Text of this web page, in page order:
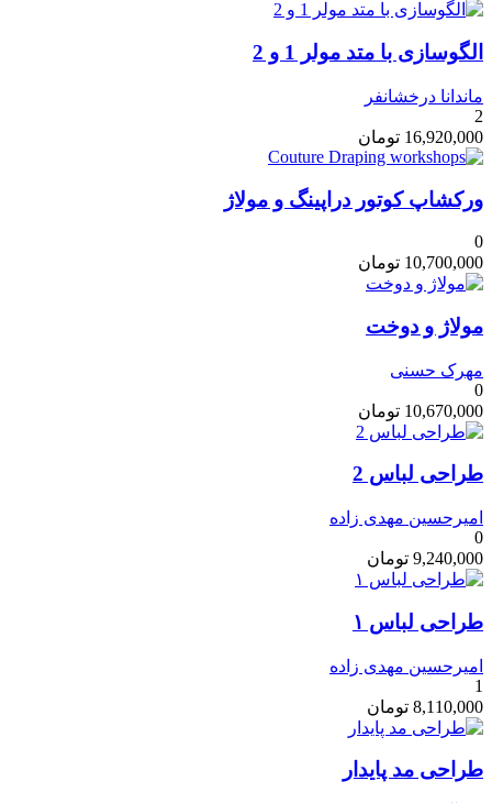
الگوسازی با متد مولر 1 و 2
ماندانا درخشانفر
2
16,920,000 تومان
ورکشاپ کوتور دراپینگ و مولاژ
0
10,700,000 تومان
مولاژ و دوخت
مهرک حسنی
0
10,670,000 تومان
طراحی لباس 2
امیرحسین مهدی زاده
0
9,240,000 تومان
طراحی لباس ۱
امیرحسین مهدی زاده
1
8,110,000 تومان
طراحی مد پایدار